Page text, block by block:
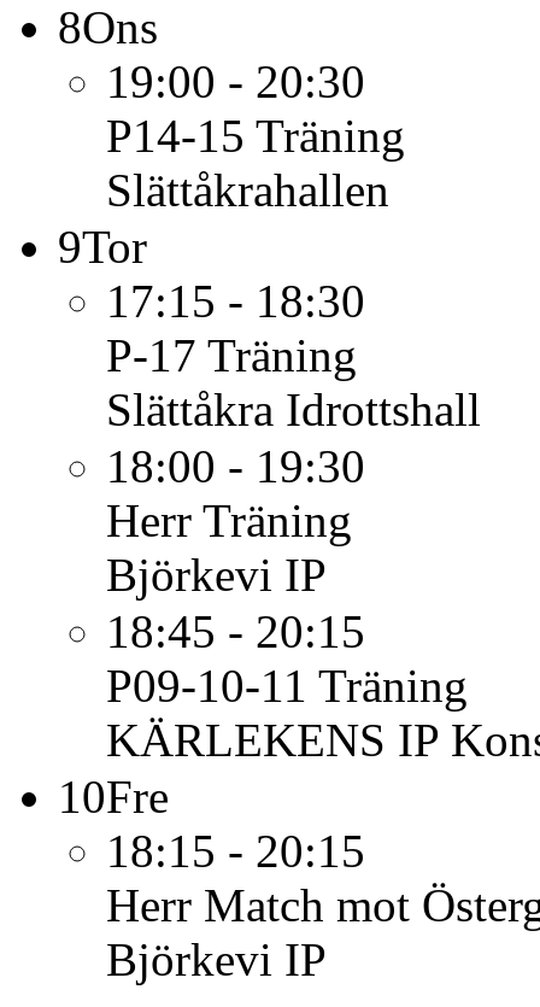
8Ons
19:00 - 20:30
P14-15 Träning
Slättåkrahallen
9Tor
17:15 - 18:30
P-17 Träning
Slättåkra Idrottshall
18:00 - 19:30
Herr Träning
Björkevi IP
18:45 - 20:15
P09-10-11 Träning
KÄRLEKENS IP
10Fre
18:15 - 20:15
Herr Match mot
Björkevi IP